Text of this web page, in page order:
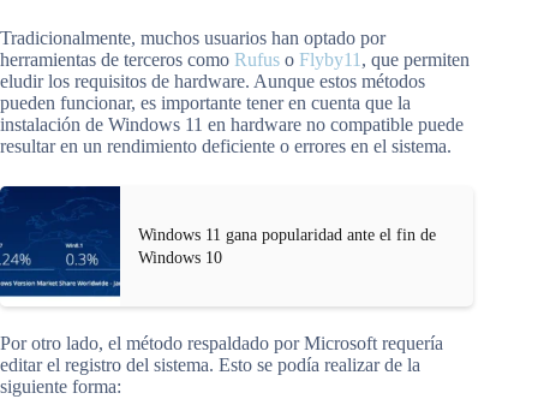
Tradicionalmente, muchos usuarios han optado por
herramientas de terceros como Rufus o Flyby11 , que permiten
eludir los requisitos de hardware. Aunque estos métodos
pueden funcionar, es importante tener en cuenta que la
instalación de Windows 11 en hardware no compatible puede
resultar en un rendimiento deficiente o errores en el sistema.
Windows 11 gana popularidad ante el fin de
Windows 10
Por otro lado, el método respaldado por Microsoft requería
editar el registro del sistema. Esto se podía realizar de la
siguiente forma: